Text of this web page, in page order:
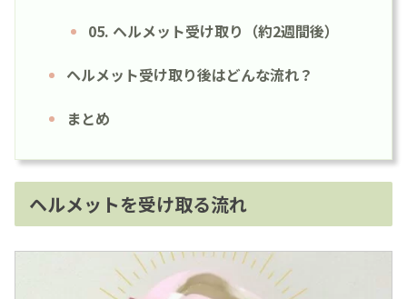
05. ヘルメット受け取り（約2週間後）
ヘルメット受け取り後はどんな流れ？
まとめ
ヘルメットを受け取る流れ